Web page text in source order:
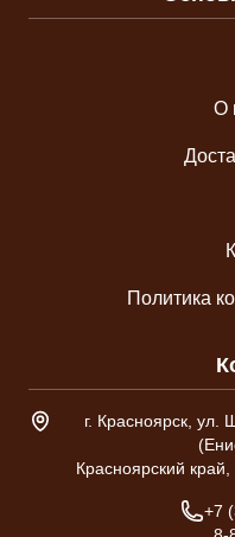
О
Политика
Адрес склада
г. Красноярск, ул.
Красноярский
+7